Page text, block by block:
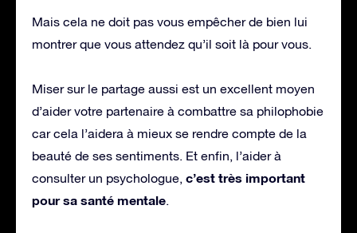
Mais cela ne doit pas vous empêcher de bien lui
montrer que vous attendez qu’il soit là pour vous.
Miser sur le partage aussi est un excellent moyen
d’aider votre partenaire à combattre sa philophobie
car cela l’aidera à mieux se rendre compte de la
beauté de ses sentiments. Et enfin, l’aider à
consulter un psychologue, c’est très important
pour sa santé mentale.